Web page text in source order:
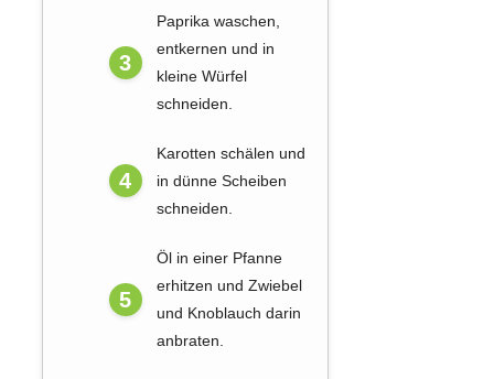
Paprika waschen,
entkernen und in
kleine Würfel
schneiden.
Karotten schälen und
in dünne Scheiben
schneiden.
Öl in einer Pfanne
erhitzen und Zwiebel
und Knoblauch darin
anbraten.